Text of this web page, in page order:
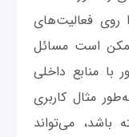
روی فعالیت‌های
است مسائل
با منابع داخلی
مثال کاربری
باشد، می‌تواند